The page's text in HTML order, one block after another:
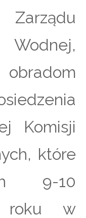
Komisji
które
9-10
roku w